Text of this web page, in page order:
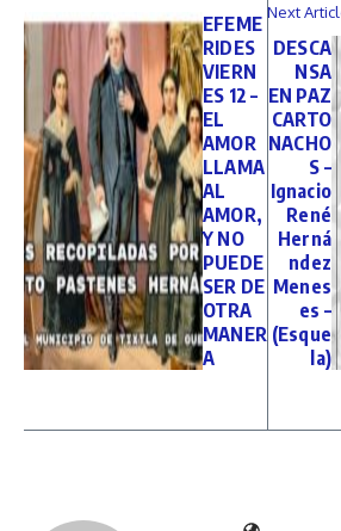
EFEME
RIDES
VIERN
ES 12 –
EL
AMOR
LLAMA
AL
AMOR,
Y NO
PUEDE
SER DE
OTRA
MANER
A
Next
DESCA
NSA
EN PAZ
CARTO
NACHO
S –
Ignacio
René
Herná
ndez
Menes
es –
(Esque
la)